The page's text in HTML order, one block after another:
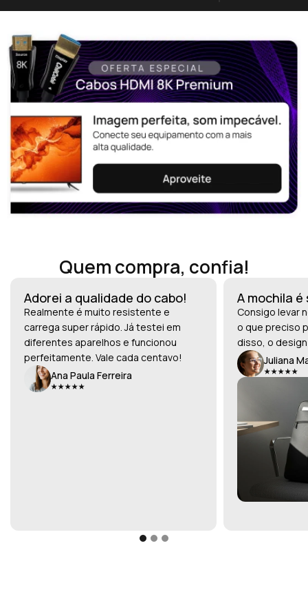
Quem compra, confia!
Adorei a qualidade do cabo!
Realmente é muito resistente e
carrega super rápido. Já testei em
diferentes aparelhos e funcionou
perfeitamente. Vale cada centavo!
Ana Paula Ferreira
A mochila
Consigo levar
o que preciso
disso, o
Juliana